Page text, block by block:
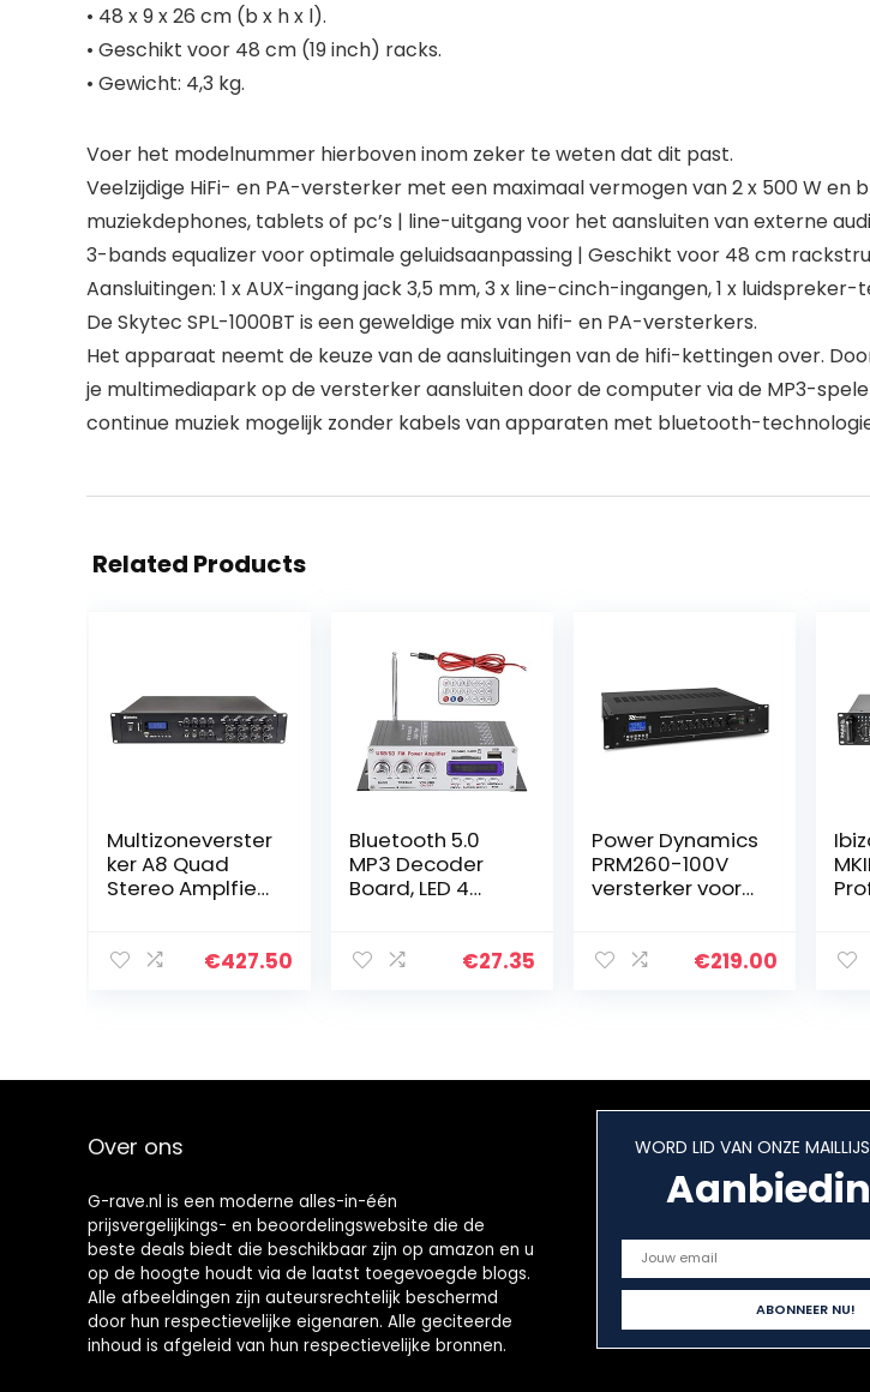
• 48 x 9 x 26 cm (b x h x l).
• Geschikt voor 48 cm (19 inch) racks.
• Gewicht: 4,3 kg.
Voer het modelnummer hierboven inom zeker te weten dat dit past.
Veelzijdige HiFi- en PA-versterker met een maximaal vermogen van 2 x 500 W
muziekdephones, tablets of pc’s | line-uitgang voor het aansluiten van externe
3-bands equalizer voor optimale geluidsaanpassing | Geschikt voor 48 cm
Aansluitingen: 1 x AUX-ingang jack 3,5 mm, 3 x line-cinch-ingangen, 1 x
De Skytec SPL-1000BT is een geweldige mix van hifi- en PA-versterkers.
Het apparaat neemt de keuze van de aansluitingen van de hifi-kettingen over.
je multimediapark op de versterker aansluiten door de computer via de MP3-
continue muziek mogelijk zonder kabels van apparaten met bluetooth-
Related Products
Multizoneverster
ker A8 Quad
Stereo Amplfier
€427.50
Bluetooth 5.0
MP3 Decoder
Board, LED 4
Lossless Audio
€27.35
Power Dynamics
PRM260-100V
versterker voor
es met o.a€219.00
Over ons
G-rave.nl is een moderne alles-in-één
prijsvergelijkings- en beoordelingswebsite die de
beste deals biedt die beschikbaar zijn op amazon en u
op de hoogte houdt via de laatst toegevoegde blogs.
Alle afbeeldingen zijn auteursrechtelijk beschermd
door hun respectievelijke eigenaren. Alle geciteerde
inhoud is afgeleid van hun respectievelijke bronnen.
WORD LID VAN ONZE